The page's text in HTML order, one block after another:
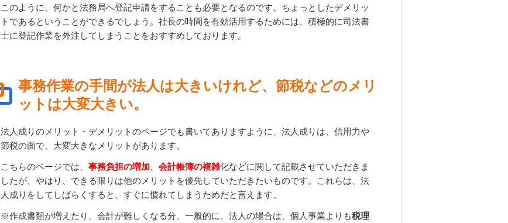
このように、何かと法務局へ登記申請をすることも必要となるのです。ちょっとしたデメリッ
トであるということができるでしょう。社長の時間を有効活用するためには、積極的に司法書
士に登記作業を外注してしまうことをおすすめしております。
事務作業の手間が法人は大きいけれど、節税などのメリ
ットは大変大きい。
法人成りのメリット・デメリットのページでも書いてありますように、法人成りは、信用力や
節税の面で、大変大きなメリットがあります。
こちらのページでは、 事務負担の増加 会計帳簿の複雑化などに関して記載させていただきま
したが、やはり、できる限りは他のメリットを優先していただきたいものです。これらは、法
人成りをしてしばらくすると、すぐに慣れてしまうためだと言えます。
※作成書類が増えたり、会計が難しくなる分、一般的に、法人の場合は、個人事業よりも税理